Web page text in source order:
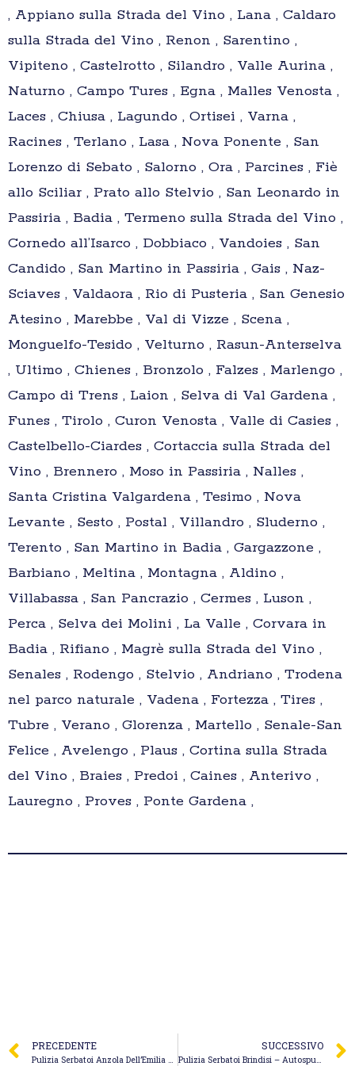
, Appiano sulla Strada del Vino , Lana , Caldaro
sulla Strada del Vino , Renon , Sarentino ,
Vipiteno , Castelrotto , Silandro , Valle Aurina ,
Naturno , Campo Tures , Egna , Malles Venosta ,
Laces , Chiusa , Lagundo , Ortisei , Varna ,
Racines , Terlano , Lasa , Nova Ponente , San
Lorenzo di Sebato , Salorno , Ora , Parcines , Fiè
allo Sciliar , Prato allo Stelvio , San Leonardo in
Passiria , Badia , Termeno sulla Strada del Vino ,
Cornedo all’Isarco , Dobbiaco , Vandoies , San
Candido , San Martino in Passiria , Gais , Naz-
Sciaves , Valdaora , Rio di Pusteria , San Genesio
Atesino , Marebbe , Val di Vizze , Scena ,
Monguelfo-Tesido , Velturno , Rasun-Anterselva
, Ultimo , Chienes , Bronzolo , Falzes , Marlengo ,
Campo di Trens , Laion , Selva di Val Gardena ,
Funes , Tirolo , Curon Venosta , Valle di Casies ,
Castelbello-Ciardes , Cortaccia sulla Strada del
Vino , Brennero , Moso in Passiria , Nalles ,
Santa Cristina Valgardena , Tesimo , Nova
Levante , Sesto , Postal , Villandro , Sluderno ,
Terento , San Martino in Badia , Gargazzone ,
Barbiano , Meltina , Montagna , Aldino ,
Villabassa , San Pancrazio , Cermes , Luson ,
Perca , Selva dei Molini , La Valle , Corvara in
Badia , Rifiano , Magrè sulla Strada del Vino ,
Senales , Rodengo , Stelvio , Andriano , Trodena
nel parco naturale , Vadena , Fortezza , Tires ,
Tubre , Verano , Glorenza , Martello , Senale-San
Felice , Avelengo , Plaus , Cortina sulla Strada
del Vino , Braies , Predoi , Caines , Anterivo ,
Lauregno , Proves , Ponte Gardena ,
PRECEDENTE
Pulizia Serbatoi Anzola Dell’Emilia – Venturi Bruno Spurghi e Servizi S.r.l.
SUCCESSIVO
Pulizia Serbatoi Brindisi – Autospurghi Canal Jet di De Mitri Carmelo